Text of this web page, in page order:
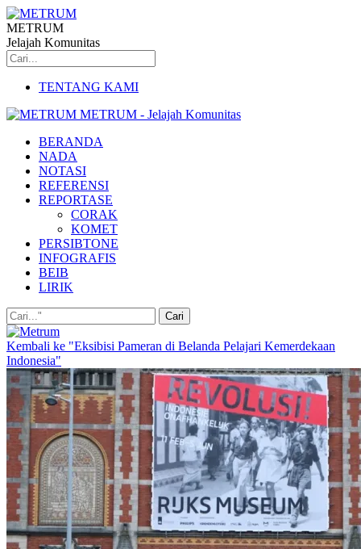
METRUM
Jelajah Komunitas
TENTANG KAMI
METRUM - Jelajah Komunitas
BERANDA
NADA
NOTASI
REFERENSI
REPORTASE
CORAK
KOMET
PERSIBTONE
INFOGRAFIS
BEIB
LIRIK
Kembali ke "Eksibisi Pameran di Belanda Pelajari Kemerdekaan
Indonesia"